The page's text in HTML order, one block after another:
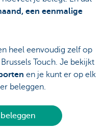
een eenmalige
heel eenvoudig zelf op
Touch. Je bekijkt
en je kunt er op elk
beleggen.